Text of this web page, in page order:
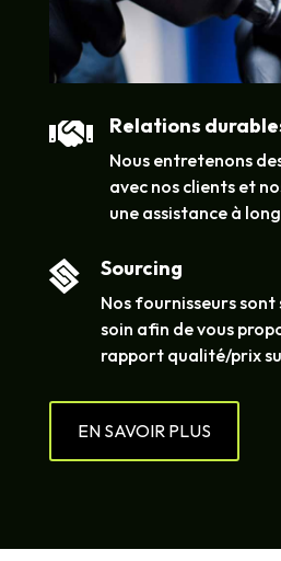
 Relations
Nous entretenons
avec nos clients et
une assistance à
 Sourcing
Nos fournisseurs
soin afin de vous
rapport qualité/prix
EN SAVOIR PLUS